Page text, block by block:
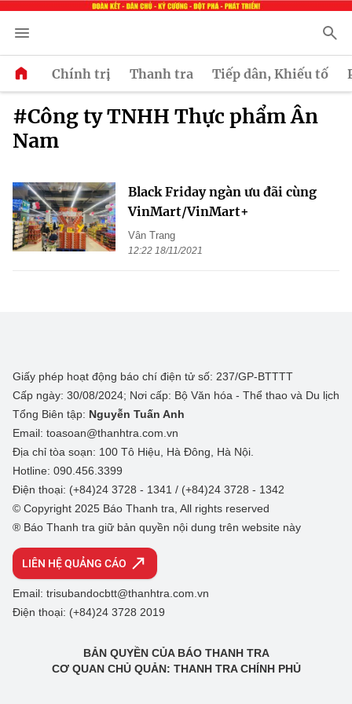
Chính trị Thanh tra Tiếp dân, Khiếu tố
#Công ty TNHH Thực phẩm Ân
Nam
Black Friday ngàn ưu đãi cùng
VinMart/VinMart+
Vân Trang
12:22 18/11/2021
Giấy phép hoạt động báo chí điện tử số: 237/GP-BTTTT
Cấp ngày: 30/08/2024; Nơi cấp: Bộ Văn hóa - Thể thao và Du lịch
Tổng Biên tập: Nguyễn Tuấn Anh
Email: toasoan@thanhtra.com.vn
Địa chỉ tòa soạn: 100 Tô Hiệu, Hà Đông, Hà Nội.
Hotline: 090.456.3399
Điện thoại: (+84)24 3728 - 1341 / (+84)24 3728 - 1342
© Copyright 2025 Báo Thanh tra, All rights reserved
® Báo Thanh tra giữ bản quyền nội dung trên website này
LIÊN HỆ QUẢNG CÁO
Email: trisubandocbtt@thanhtra.com.vn
Điện thoại: (+84)24 3728 2019
BẢN QUYỀN CỦA BÁO THANH TRA
CƠ QUAN CHỦ QUẢN: THANH TRA CHÍNH PHỦ